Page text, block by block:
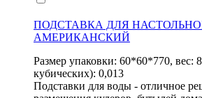
ПОДСТАВКА ДЛЯ
АМЕРИКАНСКИЙ
Размер упаковки: 60*60*770, вес:
кубических): 0,013
Подставки для воды - отличное